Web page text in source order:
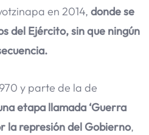
en 2014, donde se
del Ejército, sin que ningún
y parte de la de
etapa llamada ‘Guerra
la represión del Gobierno,